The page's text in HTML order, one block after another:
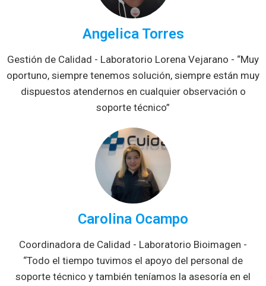
Angelica Torres
Gestión de Calidad - Laboratorio Lorena Vejarano - “Muy
oportuno, siempre tenemos solución, siempre están muy
dispuestos atendernos en cualquier observación o
soporte técnico”
Carolina Ocampo
Coordinadora de Calidad - Laboratorio Bioimagen -
“Todo el tiempo tuvimos el apoyo del personal de
soporte técnico y también teníamos la asesoría en el